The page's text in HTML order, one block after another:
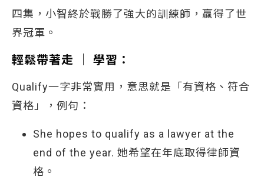
四集，小智終於戰勝了強大的訓練師，贏得了世
界冠軍。
輕鬆帶著走 │ 學習：
Qualify一字非常實用，意思就是「有資格、符合
資格」，例句：
She hopes to qualify as a lawyer at the
end of the year. 她希望在年底取得律師資
格。